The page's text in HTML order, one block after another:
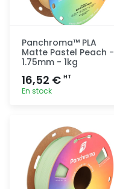
Panchroma™ PLA
Matte Pastel Peach -
1.75mm - 1kg
16,52 € HT
En stock
rapide